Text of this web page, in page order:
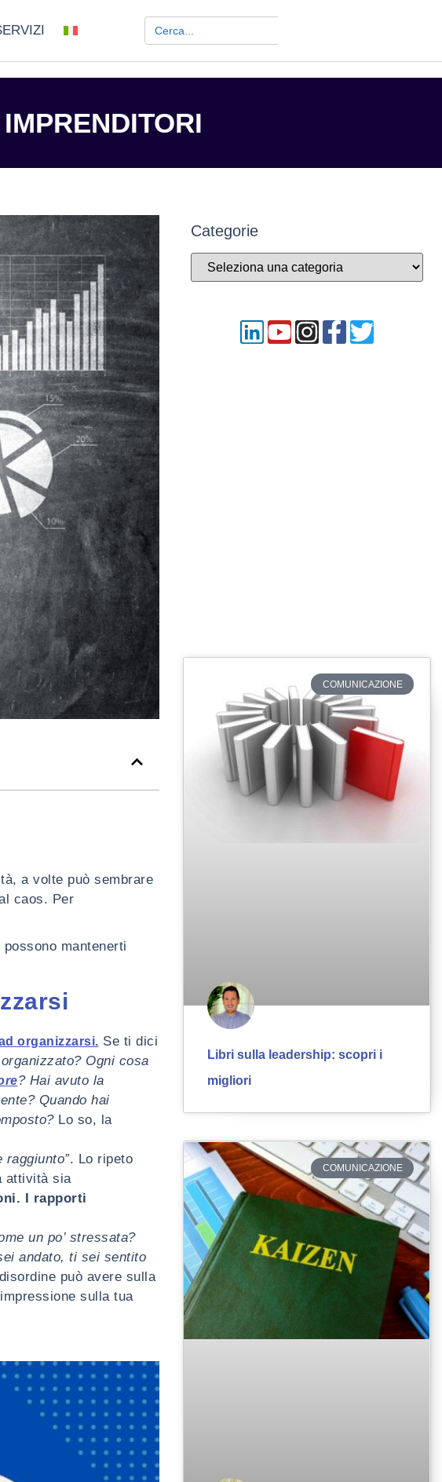
Search
for:
Search Button
a volte può sembrare
caos. Per
mantenerti
organizzarsi. Se ti dici
Ogni cosa
? Hai avuto la
Quando hai
Lo so, la
raggiunto”. Lo ripeto
attività sia
I rapporti
un po’ stressata?
andato, ti sei sentito
può avere sulla
sulla tua
Categorie
COMUNICAZIONE
Libri sulla leadership: scopri i
migliori
COMUNICAZIONE